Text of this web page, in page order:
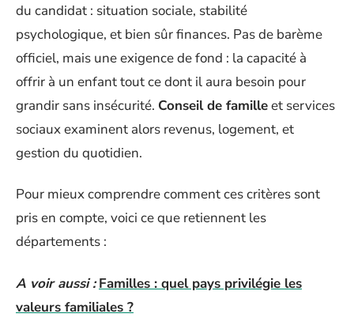
du candidat : situation sociale, stabilité
psychologique, et bien sûr finances. Pas de barème
officiel, mais une exigence de fond : la capacité à
offrir à un enfant tout ce dont il aura besoin pour
grandir sans insécurité. Conseil de familleet services
sociaux examinent alors revenus, logement, et
gestion du quotidien.
Pour mieux comprendre comment ces critères sont
pris en compte, voici ce que retiennent les
départements :
A voir aussi : Familles : quel pays privilégie les
valeurs familiales ?